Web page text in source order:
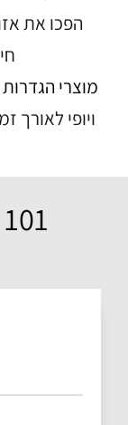
הפכו את
מוצרי הגדרות
ויופי לאורך